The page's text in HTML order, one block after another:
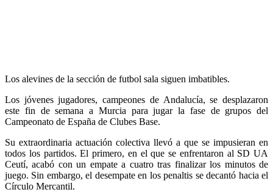
Los alevines de la sección de futbol sala siguen imbatibles.
Los jóvenes jugadores, campeones de Andalucía, se desplazaron
este fin de semana a Murcia para jugar la fase de grupos del
Campeonato de España de Clubes Base.
Su extraordinaria actuación colectiva llevó a que se impusieran en
todos los partidos. El primero, en el que se enfrentaron al SD UA
Ceutí, acabó con un empate a cuatro tras finalizar los minutos de
juego. Sin embargo, el desempate en los penaltis se decantó hacia el
Círculo Mercantil.